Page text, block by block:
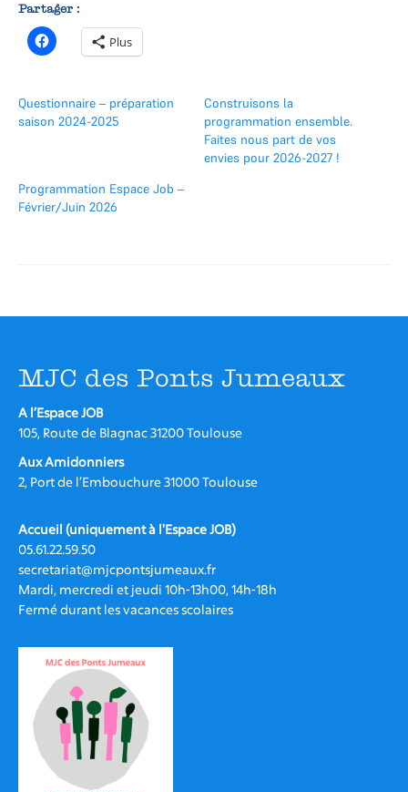
CONTACT
Partager :
Plus
Questionnaire – préparation
saison 2024-2025
Construisons la
programmation ensemble.
Faites nous part de vos
envies pour 2026-2027 !
Programmation Espace Job –
Février/Juin 2026
MJC des Ponts Jumeaux
A l’Espace JOB
105, Route de Blagnac 31200 Toulouse
Aux Amidonniers
2, Port de l’Embouchure 31000 Toulouse
Accueil (uniquement à l'Espace JOB)
05.61.22.59.50
secretariat@mjcpontsjumeaux.fr
Mardi, mercredi et jeudi 10h-13h00, 14h-18h
Fermé durant les vacances scolaires